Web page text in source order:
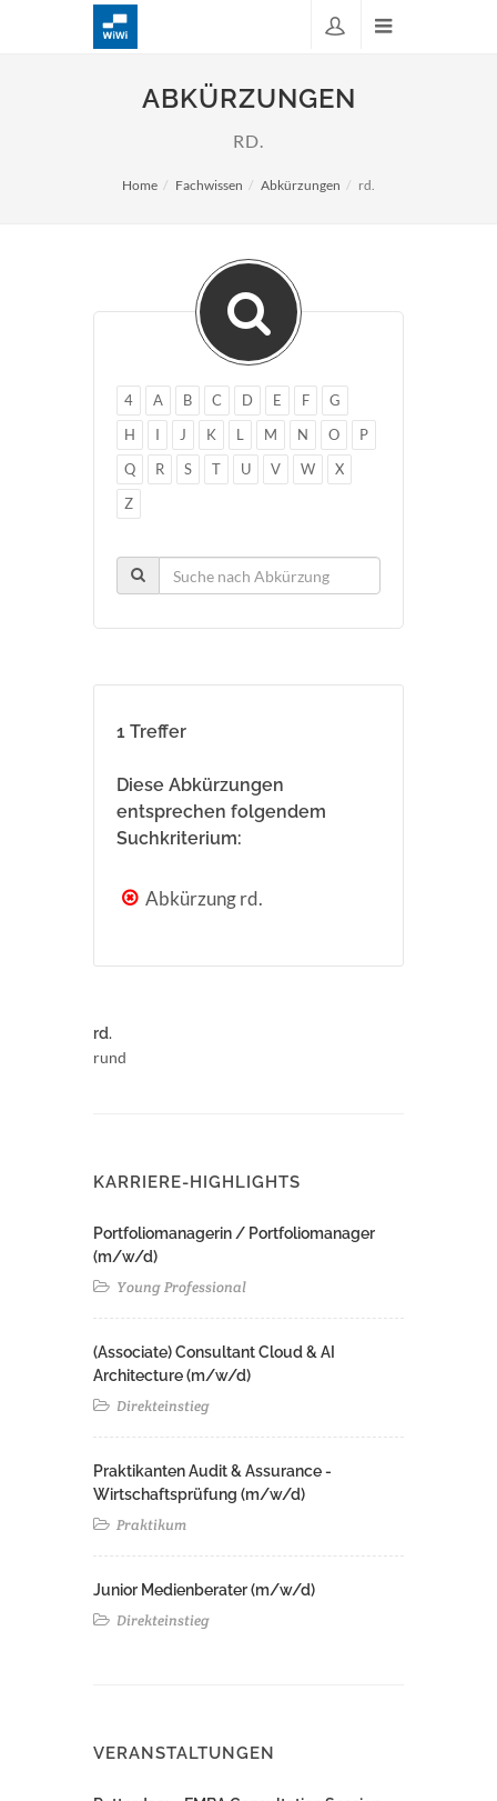
ABKÜRZUNGEN
RD.
Home Fachwissen Abkürzungen rd.
4 A B C D E F
G
H
I J K L M N O
P
Q
R S T U V W
X
Z
1 Treffer
Diese Abkürzungen
entsprechen folgendem
Suchkriterium:
Abkürzung rd.
rd.
rund
KARRIERE-HIGHLIGHTS
Portfoliomanagerin / Portfoliomanager
(m/w/d)
Young Professional
(Associate) Consultant Cloud & AI
Architecture (m/w/d)​ ​
Direkteinstieg
Praktikanten Audit & Assurance -
Wirtschaftsprüfung (m/w/d)
Praktikum
Junior Medienberater (m/w/d)
Direkteinstieg
VERANSTALTUNGEN